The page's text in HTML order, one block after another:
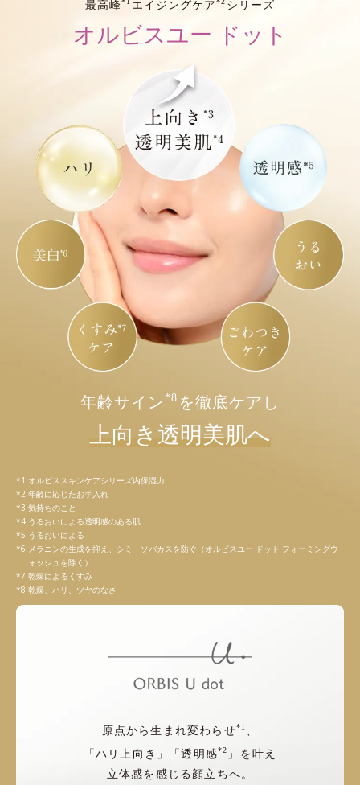
最高峰 エイジングケア シリーズ
オルビスユー ドット
年齢サイン *8 を徹底ケアし
上向き透明美肌へ
オルビススキンケアシリーズ内保湿力
年齢に応じたお手入れ
気持ちのこと
うるおいによる透明感のある肌
うるおいによる
メラニンの生成を抑え、シミ・ソバカスを防ぐ（オルビスユー ドット フォーミングウ
ォッシュを除く）
乾燥によるくすみ
乾燥、ハリ、ツヤのなさ
原点から生まれ変わらせ*1
「ハリ上向き」「透明感*2 」を叶え
立体感を感じる顔立ちへ。